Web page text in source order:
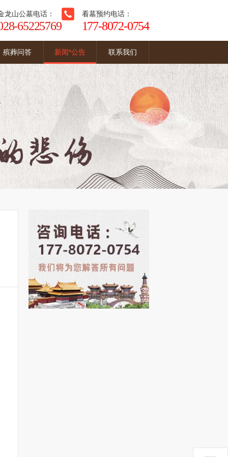
看墓预约电话：
177-8072-0754
龙山公墓电话：
65225769
殡葬问答 新闻*公告 联系我们